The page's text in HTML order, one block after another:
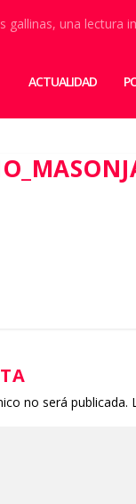
gallinas, una lectura
ACTUALIDAD
no será publicada.